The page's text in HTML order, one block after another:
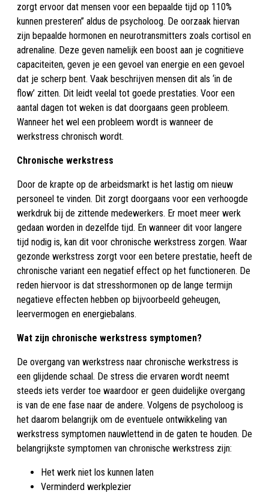
zorgt ervoor dat mensen voor een bepaalde tijd op 110%
kunnen presteren” aldus de psycholoog. De oorzaak hiervan
zijn bepaalde hormonen en neurotransmitters zoals cortisol en
adrenaline. Deze geven namelijk een boost aan je cognitieve
capaciteiten, geven je een gevoel van energie en een gevoel
dat je scherp bent. Vaak beschrijven mensen dit als ‘in de
flow’ zitten. Dit leidt veelal tot goede prestaties. Voor een
aantal dagen tot weken is dat doorgaans geen probleem.
Wanneer het wel een probleem wordt is wanneer de
werkstress chronisch wordt.
Chronische werkstress
Door de krapte op de arbeidsmarkt is het lastig om nieuw
personeel te vinden. Dit zorgt doorgaans voor een verhoogde
werkdruk bij de zittende medewerkers. Er moet meer werk
gedaan worden in dezelfde tijd. En wanneer dit voor langere
tijd nodig is, kan dit voor chronische werkstress zorgen. Waar
gezonde werkstress zorgt voor een betere prestatie, heeft de
chronische variant een negatief effect op het functioneren. De
reden hiervoor is dat stresshormonen op de lange termijn
negatieve effecten hebben op bijvoorbeeld geheugen,
leervermogen en energiebalans.
Wat zijn chronische werkstress symptomen?
De overgang van werkstress naar chronische werkstress is
een glijdende schaal. De stress die ervaren wordt neemt
steeds iets verder toe waardoor er geen duidelijke overgang
is van de ene fase naar de andere. Volgens de psycholoog is
het daarom belangrijk om de eventuele ontwikkeling van
werkstress symptomen nauwlettend in de gaten te houden. De
belangrijkste symptomen van chronische werkstress zijn:
Het werk niet los kunnen laten
Verminderd werkplezier